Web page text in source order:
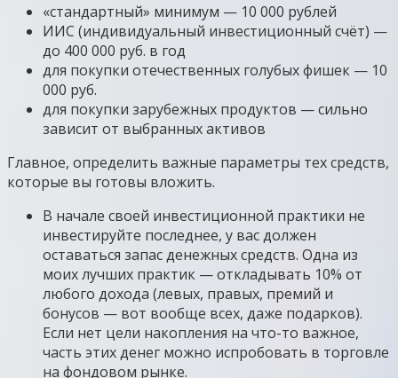
«стандартный» минимум — 10 000 рублей
ИИС (индивидуальный инвестиционный счёт) —
до 400 000 руб. в год
для покупки отечественных голубых фишек — 10
000 руб.
для покупки зарубежных продуктов — сильно
зависит от выбранных активов
Главное, определить важные параметры тех средств,
которые вы готовы вложить.
В начале своей инвестиционной практики не
инвестируйте последнее, у вас должен
оставаться запас денежных средств. Одна из
моих лучших практик — откладывать 10% от
любого дохода (левых, правых, премий и
бонусов — вот вообще всех, даже подарков).
Если нет цели накопления на что-то важное,
часть этих денег можно испробовать в торговле
на фондовом рынке.